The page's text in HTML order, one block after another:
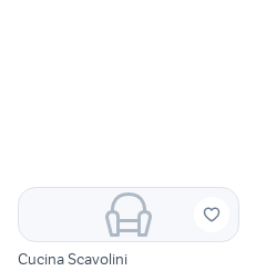
Cucina Scavolini